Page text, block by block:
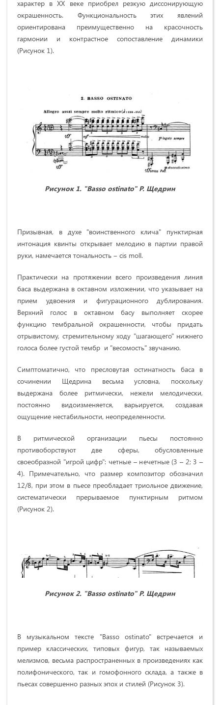
характер в ХХ веке приобрел резкую диссонирующую
окрашенность. Функциональность этих явлений
ориентирована преимущественно на красочность
гармонии и контрастное сопоставление динамики
(Рисунок 1).
Рисунок 1. "Basso ostinato" Р. Щедрин
Призывная, в духе "воинственного клича" пунктирная
интонация квинты открывает мелодию в партии правой
руки, намечается тональность ‒ cis moll.
Практически на протяжении всего произведения линия
баса выдержана в октавном изложении, что указывает на
прием удвоения и фигурационного дублирования.
Верхний голос в октавном басу выполняет скорее
функцию тембральной окрашенности, чтобы придать
отрывистому, стремительному ходу "шагающего" нижнего
голоса более густой тембр и "весомость" звучанию.
Симптоматично, что пресловутая остинатность баса в
сочинении Щедрина весьма условна, поскольку
выдержана более ритмически, нежели мелодически,
постоянно видоизменяется, варьируется, создавая
ощущение нестабильности, неопределенности.
В ритмической организации пьесы постоянно
противоборствуют две сферы, обусловленные
своеобразной "игрой цифр": четные – нечетные (3 – 2; 3 –
4). Примечательно, что размер композитор обозначил
12/8, при этом в пьесе преобладает триольное движение,
систематически прерываемое пунктирным ритмом
(Рисунок 2).
Рисунок 2. "Basso ostinato" Р. Щедрин
В музыкальном тексте "Basso ostinato" встречается и
пример классических, типовых фигур, так называемых
мелизмов, весьма распространенных в произведениях как
полифонического, так и гомофонного склада, а также в
пьесах совершенно разных эпох и стилей (Рисунок 3).